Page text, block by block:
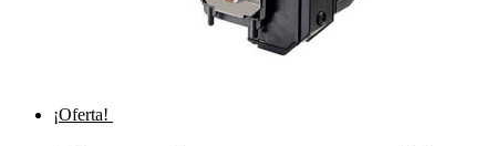
¡Oferta!